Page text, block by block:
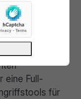
einige der
von
zu
mit der
eine Full-
für